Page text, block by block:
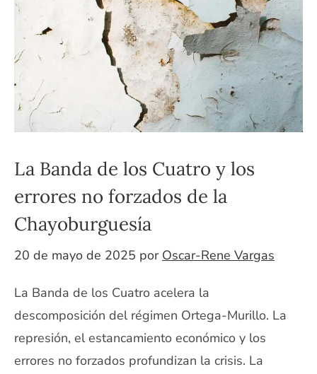
La Banda de los Cuatro y los
errores no forzados de la
Chayoburguesía
20 de mayo de 2025 por Oscar-Rene Vargas
La Banda de los Cuatro acelera la
descomposición del régimen Ortega-Murillo. La
represión, el estancamiento económico y los
errores no forzados profundizan la crisis. La